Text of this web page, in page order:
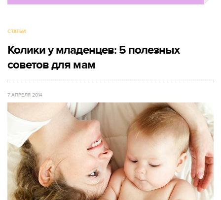
СТАТЬИ
Колики у младенцев: 5 полезных
советов для мам
7 АПРЕЛЯ 2014